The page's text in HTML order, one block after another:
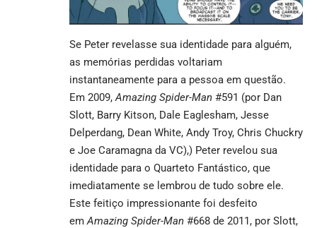
Se Peter revelasse sua identidade para alguém,
as memórias perdidas voltariam
instantaneamente para a pessoa em questão.
Em 2009, Amazing Spider-Man #591 (por Dan
Slott, Barry Kitson, Dale Eaglesham, Jesse
Delperdang, Dean White, Andy Troy, Chris Chuckry
e Joe Caramagna da VC),) Peter revelou sua
identidade para o Quarteto Fantástico, que
imediatamente se lembrou de tudo sobre ele.
Este feitiço impressionante foi desfeito
em Amazing Spider-Man #668 de 2011, por Slott,